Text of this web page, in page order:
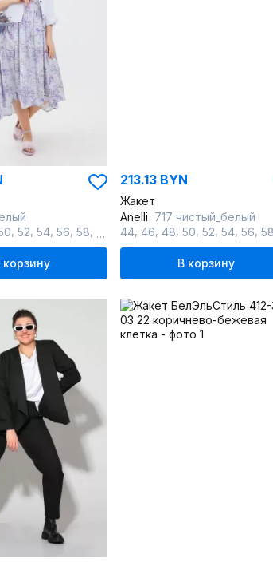
52 54 56 58 62
корзину
213.13 BYN
Жакет
Anelli 717 чистый_белый
44 46 48 50 52 54 56 58
В корзину